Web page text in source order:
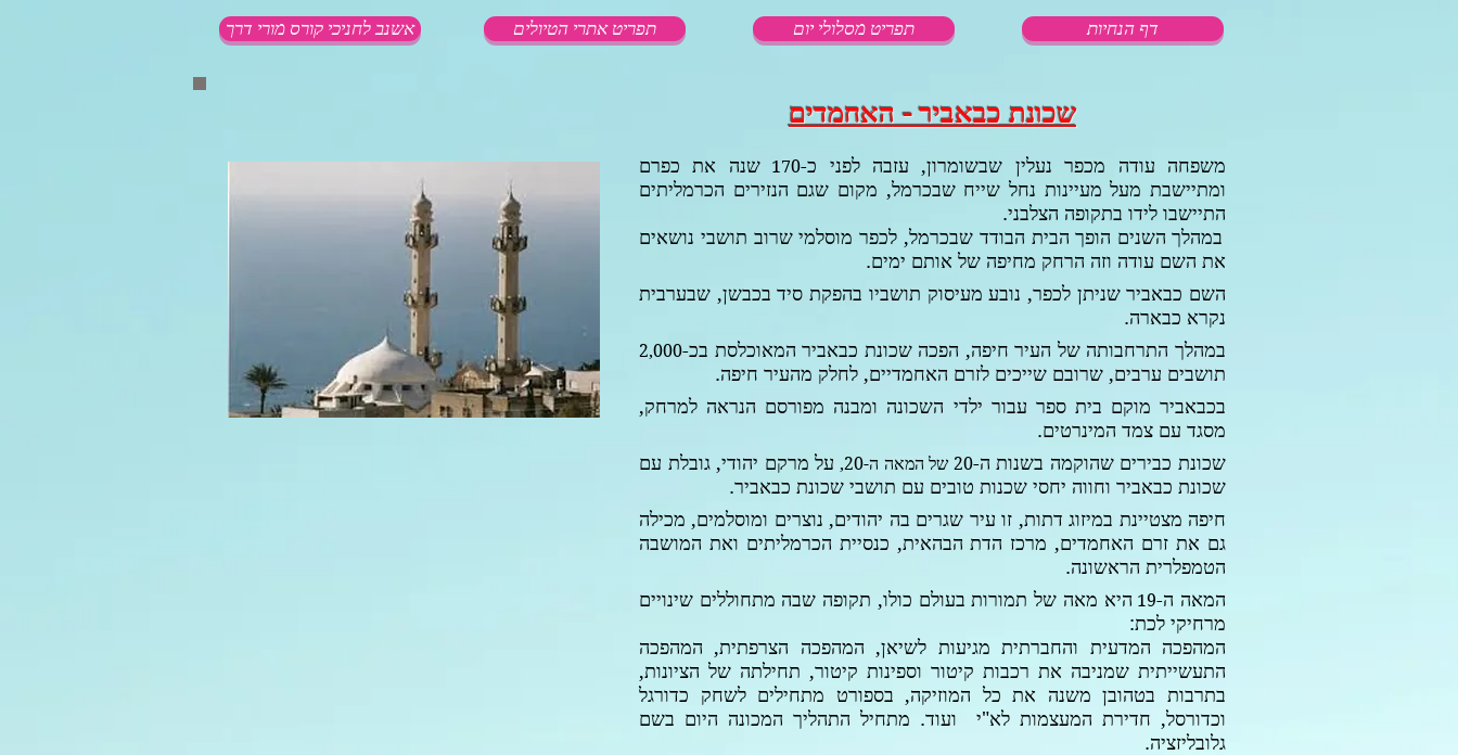
אשנב לחניכי קורס מורי דרך תפריט אתרי הטיולים תפריט מסלולי יום דף הנחיות
שכונת כבאביר - האחמדים
משפחה עודה מכפר נעלין שבשומרון, עזבה לפני כ-170 שנה את כפרם
ומתיישבת מעל מעיינות נחל שייח שבכרמל, מקום שגם הנזירים הכרמליתים
התיישבו לידו בתקופה הצלבני.
במהלך השנים הופך הבית הבודד שבכרמל, לכפר מוסלמי שרוב תושבי נושאים
את השם עודה וזה הרחק מחיפה של אותם ימים.
השם כבאביר שניתן לכפר, נובע מעיסוק תושביו בהפקת סיד בכבשן, שבערבית
נקרא כבארה.
במהלך התרחבותה של העיר חיפה, הפכה שכונת כבאביר המאוכלסת בכ-2,000
תושבים ערבים, שרובם שייכים לזרם האחמדיים, לחלק מהעיר חיפה.
בכבאביר מוקם בית ספר עבור ילדי השכונה ומבנה מפורסם הנראה למרחק,
מסגד עם צמד המינרטים.
שכונת כבירים שהוקמה בשנות ה-20 של המאה ה-20,
על מרקם יהודי, גובלת עם
שכונת כבאביר וחווה יחסי שכנות טובים עם תושבי שכונת כבאביר.
חיפה מצטיינת במיזוג דתות, זו עיר שגרים בה יהודים, נוצרים ומוסלמים, מכילה
גם את זרם האחמדים, מרכז הדת הבהאית, כנסיית הכרמליתים ואת המושבה
הטמפלרית הראשונה.
המאה ה-19 היא מאה של תמורות בעולם כולו, תקופה שבה מתחוללים שינויים
מרחיקי לכת:
המהפכה המדעית והחברתית מגיעות לשיאן, המהפכה הצרפתית, המהפכה
התעשייתית שמניבה את רכבות קיטור וספינות קיטור, תחילתה של הציונות,
בתרבות בטהובן משנה את כל המוזיקה, בספורט מתחילים לשחק כדורגל
וכדורסל, חדירת המעצמות לא"י ועוד. מתחיל התהליך המכונה היום בשם
גלובליזציה.